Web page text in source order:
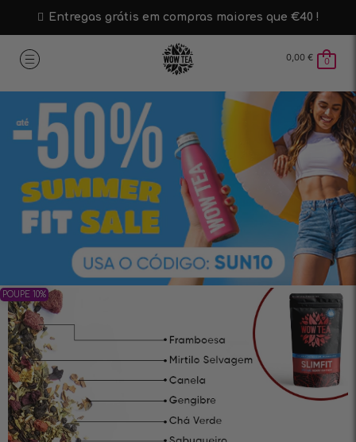
Entregas grátis em compras maiores que €40 !
0,00 € 0
POUPE 10%